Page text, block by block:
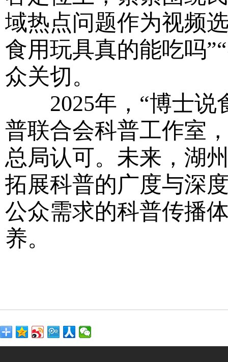
域热点问题作为视频
食用玩具真的能吃吗
众关切。
2025年，“博士说
普联合会科普工作室
总局认可。未来，湖
拓展科普的广度与深
公众需求的科普传播
养。